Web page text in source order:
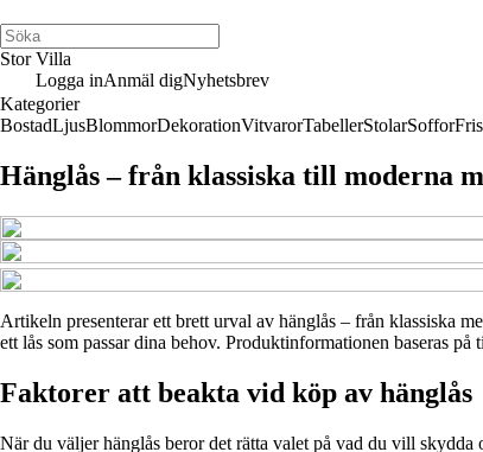
Stor Villa
Logga inAnmäl digNyhetsbrev
Kategorier
BostadLjusBlommorDekorationVitvarorTabellerStolarSoffor
Hänglås – från klassiska till moderna
Artikeln presenterar ett brett urval av hänglås – från klassiska
ett lås som passar dina behov. Produktinformationen baseras
Faktorer att beakta vid köp av hänglås
När du väljer hänglås beror det rätta valet på vad du vill